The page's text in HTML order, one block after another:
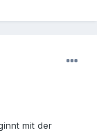
mit der